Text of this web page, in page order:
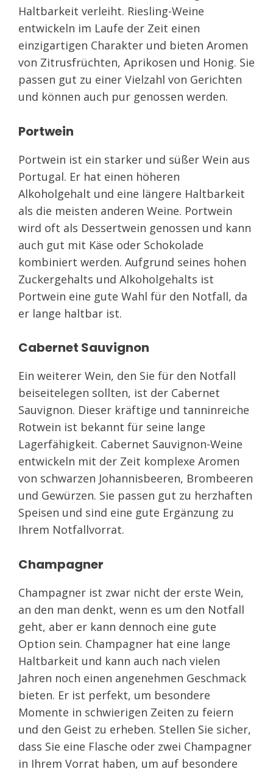
Haltbarkeit verleiht. Riesling-Weine
entwickeln im Laufe der Zeit einen
einzigartigen Charakter und bieten Aromen
von Zitrusfrüchten, Aprikosen und Honig. Sie
passen gut zu einer Vielzahl von Gerichten
und können auch pur genossen werden.
Portwein
Portwein ist ein starker und süßer Wein aus
Portugal. Er hat einen höheren
Alkoholgehalt und eine längere Haltbarkeit
als die meisten anderen Weine. Portwein
wird oft als Dessertwein genossen und kann
auch gut mit Käse oder Schokolade
kombiniert werden. Aufgrund seines hohen
Zuckergehalts und Alkoholgehalts ist
Portwein eine gute Wahl für den Notfall, da
er lange haltbar ist.
Cabernet Sauvignon
Ein weiterer Wein, den Sie für den Notfall
beiseitelegen sollten, ist der Cabernet
Sauvignon. Dieser kräftige und tanninreiche
Rotwein ist bekannt für seine lange
Lagerfähigkeit. Cabernet Sauvignon-Weine
entwickeln mit der Zeit komplexe Aromen
von schwarzen Johannisbeeren, Brombeeren
und Gewürzen. Sie passen gut zu herzhaften
Speisen und sind eine gute Ergänzung zu
Ihrem Notfallvorrat.
Champagner
Champagner ist zwar nicht der erste Wein,
an den man denkt, wenn es um den Notfall
geht, aber er kann dennoch eine gute
Option sein. Champagner hat eine lange
Haltbarkeit und kann auch nach vielen
Jahren noch einen angenehmen Geschmack
bieten. Er ist perfekt, um besondere
Momente in schwierigen Zeiten zu feiern
und den Geist zu erheben. Stellen Sie sicher,
dass Sie eine Flasche oder zwei Champagner
in Ihrem Vorrat haben, um auf besondere